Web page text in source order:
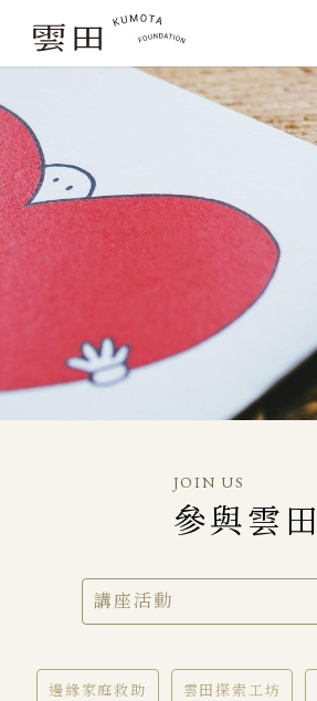
JOIN US
參與雲田
講座活動
邊緣家庭救助 雲田探索工坊